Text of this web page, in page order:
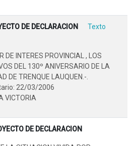
DE DECLARACION
Texto
DE INTERES PROVINCIAL , LOS
DEL 130º ANIVERSARIO DE LA
DE TRENQUE LAUQUEN.-.
22/03/2006
VICTORIA
DE DECLARACION